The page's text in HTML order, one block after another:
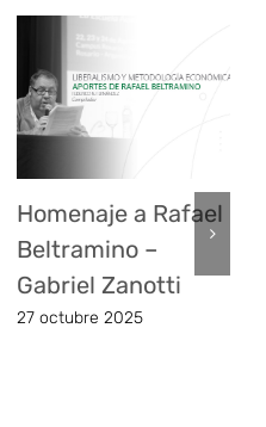
Homenaje a Rafael
Beltramino –
Gabriel Zanotti
27 octubre 2025